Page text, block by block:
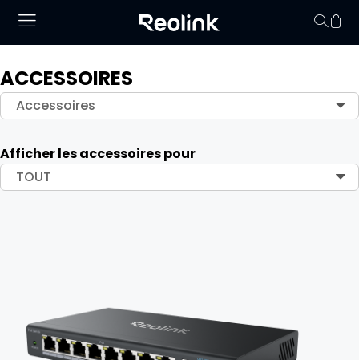
ACCESSOIRES
Accessoires
Afficher les accessoires pour
TOUT